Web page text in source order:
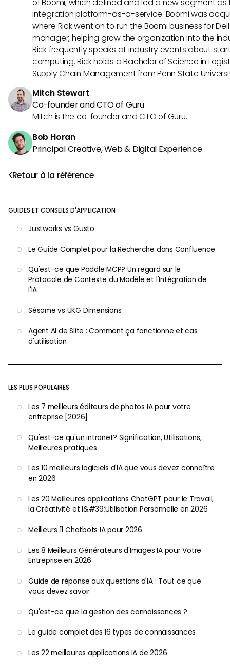
Retour à la référence
GUIDES ET CONSEILS D'APPLICATION
Justworks vs Gusto
Le Guide Complet pour la Recherche dans Confluence
Qu'est-ce que Paddle MCP? Un regard sur le
Protocole de Contexte du Modèle et l'Intégration de
l'IA
Sésame vs UKG Dimensions
Agent AI de Slite : Comment ça fonctionne et cas
d'utilisation
LES PLUS POPULAIRES
Les 7 meilleurs éditeurs de photos IA pour votre
entreprise [2026]
Qu'est-ce qu'un intranet? Signification, Utilisations,
Meilleures pratiques
Les 10 meilleurs logiciels d'IA que vous devez connaître
en 2026
Les 20 Meilleures applications ChatGPT pour le Travail,
la Créativité et l&#39;Utilisation Personnelle en 2026
Meilleurs 11 Chatbots IA pour 2026
Les 8 Meilleurs Générateurs d'Images IA pour Votre
Entreprise en 2026
Guide de réponse aux questions d'IA : Tout ce que
vous devez savoir
Qu'est-ce que la gestion des connaissances ?
Le guide complet des 16 types de connaissances
Les 22 meilleures applications IA de 2026
integration platform-as-a-service. Boomi was
where Rick went on to run the Boomi business for
manager, helping grow the organization into the
Rick frequently speaks at industry events about
computing. Rick holds a Bachelor of Science in
Supply Chain Management from Penn State
Mitch Stewart
Co-founder and CTO of Guru
Mitch is the co-founder and CTO of Guru.
Bob Horan
Principal Creative, Web & Digital Experience